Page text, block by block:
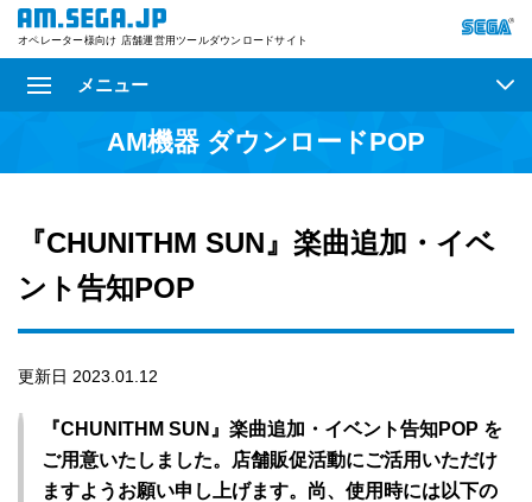
オペレーター様向け 店舗運営用ツールダウンロードサイト
メニュー
AM機器 ダウンロードPOP
『CHUNITHM SUN』楽曲追加・イベ
ント告知POP
更新日 2023.01.12
『CHUNITHM SUN』楽曲追加・イベント告知POP を
ご用意いたしました。店舗販促活動にご活用いただけ
ますようお願い申し上げます。尚、使用時には以下の